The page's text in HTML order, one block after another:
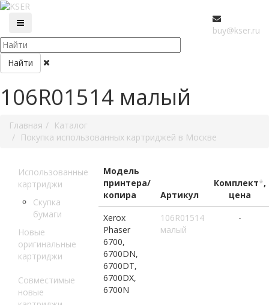
buy@kser.ru
Найти
106R01514 малый
Главная
Каталог
Покупка использованных картриджей в Москве
Использованные
картриджи
Скупка
бумаги
Новые
оригинальные
картриджи
Совместимые
новые
Модель
принтера/
копира
Артикул
Комплект*,
цена
Xerox
Phaser
6700,
6700DN,
6700DT,
6700DX,
6700N
106R01514
малый
-